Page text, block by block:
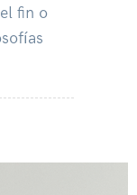
fin o